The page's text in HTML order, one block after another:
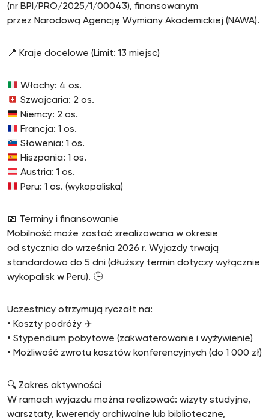
(nr BPI/PRO/2025/1/00043), finansowanym
przez Narodową Agencję Wymiany Akademickiej (NAWA).
📍 Kraje docelowe (Limit: 13 miejsc)
Włochy: 4 os.
Szwajcaria: 2 os.
Niemcy: 2 os.
Francja: 1 os.
Słowenia: 1 os.
Hiszpania: 1 os.
Austria: 1 os.
Peru: 1 os. (wykopaliska)
📅 Terminy i finansowanie
Mobilność może zostać zrealizowana w okresie
od stycznia do września 2026 r. Wyjazdy trwają
standardowo do 5 dni (dłuższy termin dotyczy wyłącznie
wykopalisk w Peru). 🕒
Uczestnicy otrzymują ryczałt na:
• Koszty podróży ✈️
• Stypendium pobytowe (zakwaterowanie i wyżywienie)
• Możliwość zwrotu kosztów konferencyjnych (do 1 000 zł)
🔍 Zakres aktywności
W ramach wyjazdu można realizować: wizyty studyjne,
warsztaty, kwerendy archiwalne lub biblioteczne,